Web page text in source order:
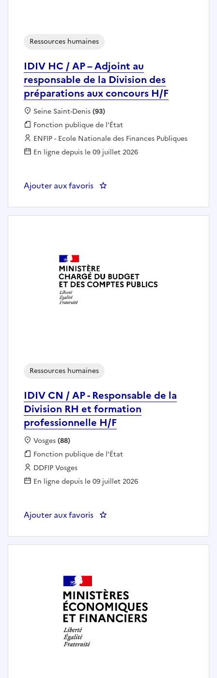
IDIV HC / AP – Adjoint au
responsable de la Division des
préparations aux concours H/F
Ressources humaines
Localisation :
Seine Saint-Denis(93)
Fonction publique :
Fonction publique de l'État
Employeur :
ENFIP - Ecole Nationale des Finances Publiques
En ligne depuis le 09 juillet 2026
Ajouter aux favoris : IDIV HC / AP – Adjoint au
IDIV CN / AP - Responsable de la
Division RH et formation
professionnelle H/F
Ressources humaines
Localisation :
Vosges(88)
Fonction publique :
Fonction publique de l'État
Employeur :
DDFIP Vosges
En ligne depuis le 09 juillet 2026
Ajouter aux favoris : IDIV CN / AP - Responsable